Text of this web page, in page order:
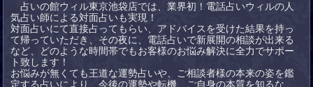
占いの館ウィル東京池袋店では、業界初！電話占いウィルの人
気占い師による対面占いも実現！
対面占いにて直接占ってもらい、アドバイスを受けた結果を持っ
て帰っていただき、その夜に、電話占いで新展開の相談が出来る
など、どのような時間帯でもお客様のお悩み解決に全力でサポー
ト致します！
お悩みが無くても王道な運勢占いや、ご相談者様の本来の姿を鑑
定する占いにより、今後の運勢や転機、ご自身の本質を知るな